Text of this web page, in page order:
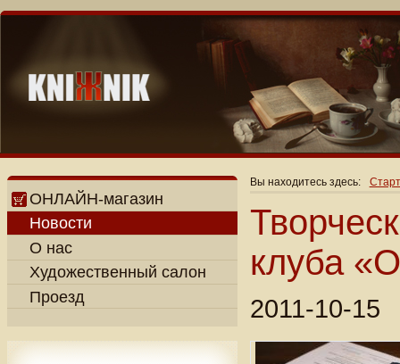
ОНЛАЙН-магазин
Новости
О нас
Художественный салон
Проезд
Вы находитесь здесь:
клуба
2011-10-15